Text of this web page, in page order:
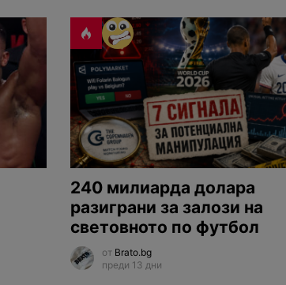
240 милиарда долара
разиграни за залози на
световното по футбол
от Brato.bg
преди 13 дни